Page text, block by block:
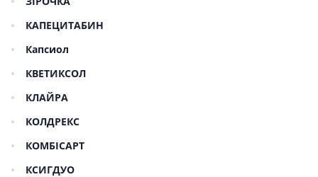
КАПЕЦИТАБИН
Капсиол
КВЕТИКСОЛ
КЛАЙРА
КОЛДРЕКС
КОМБІСАРТ
КСИГДУО